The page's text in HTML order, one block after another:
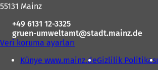
55131 Mainz
+49 6131 12-3325
gruen-umweltamt
stadt.mainz de
Veri koruma ayarları
Künye www.mainz.deGizlilik Politikası